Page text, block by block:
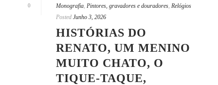
0
Monografia, Pintores, gravadores e douradores, Relógios
Posted Junho 3, 2026
HISTÓRIAS DO
RENATO, UM MENINO
MUITO CHATO, O
TIQUE-TAQUE,